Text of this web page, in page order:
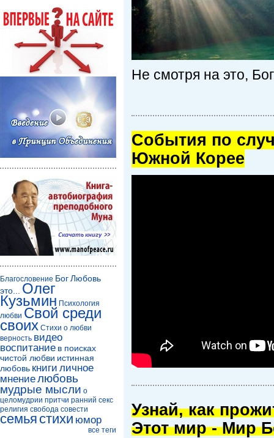
Не смотря на это,
Cобытия по
Южной Корее
Узнай, как
Этот мир - Мир
Благословение БогЛюбовь
это...
Олег
Кузьмин Психология
любви Свой среди
своих Стихи о любви
верность видео
воспитание в поисках
чистой любви истинная
любовь книги личное
мнениелюбовь
мудрые мысли о
целомудрии притчи ранний секс
религия свобода совести
семья стихи юмор
все теги